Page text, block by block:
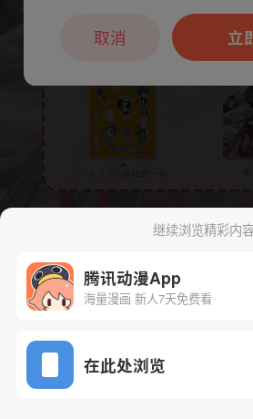
下一话 腾漫
继续浏览精彩内
腾讯动漫App
海量漫画 新人7天免费看
在此处浏览
本章节仅支持App阅读，
户7天免费看
立
取消